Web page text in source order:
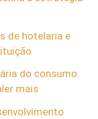
de hotelaria e
do consumo:
mais